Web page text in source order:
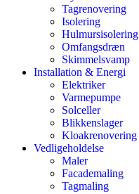
Tagrenovering
Isolering
Hulmursisolering
Omfangsdræn
Skimmelsvamp
Installation & Energi
Elektriker
Varmepumpe
Solceller
Blikkenslager
Kloakrenovering
Vedligeholdelse
Maler
Facademaling
Tagmaling